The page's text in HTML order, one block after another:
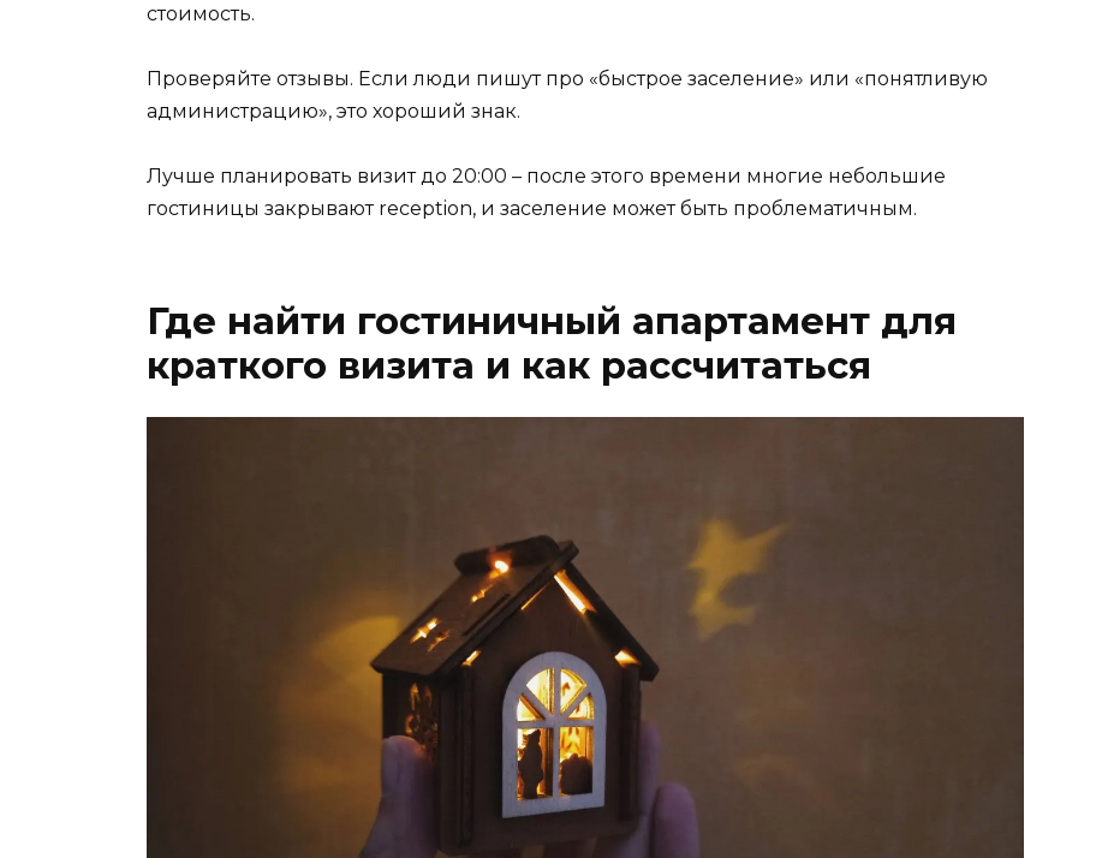
стоимость.
Проверяйте отзывы. Если люди пишут про «быстрое заселение» или «понятливую
администрацию», это хороший знак.
Лучше планировать визит до 20:00 – после этого времени многие небольшие
гостиницы закрывают reception, и заселение может быть проблематичным.
Где найти гостиничный апартамент для
краткого визита и как рассчитаться